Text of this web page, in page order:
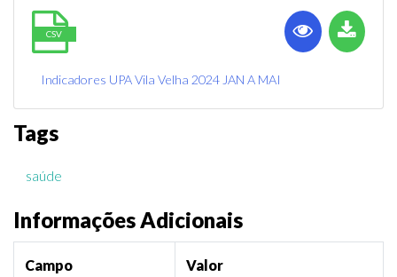
CSV
Indicadores UPA Vila Velha 2024 JAN A MAI
Tags
saúde
Informações Adicionais
Campo Valor